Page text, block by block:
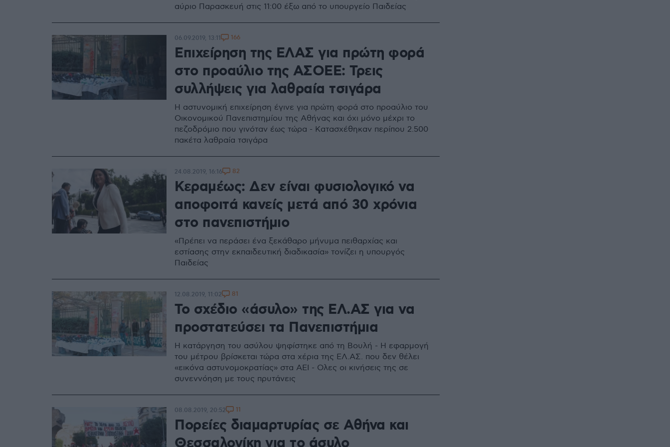
αύριο Παρασκευή στις 11:00 έξω από το υπουργείο Παιδείας
Επιχείρηση της ΕΛΑΣ για πρώτη φορά
στο προαύλιο της ΑΣΟΕΕ: Τρεις
συλλήψεις για λαθραία τσιγάρα
Η αστυνομική επιχείρηση έγινε για πρώτη φορά στο προαύλιο του
Οικονομικού Πανεπιστημίου της Αθήνας και όχι μόνο μέχρι το
πεζοδρόμιο που γινόταν έως τώρα - Κατασχέθηκαν περίπου 2.500
πακέτα λαθραία τσιγάρα
06.09.2019, 13:11 166
Κεραμέως: Δεν είναι φυσιολογικό να
αποφοιτά κανείς μετά από 30 χρόνια
στο πανεπιστήμιο
«Πρέπει να περάσει ένα ξεκάθαρο μήνυμα πειθαρχίας και
εστίασης στην εκπαιδευτική διαδικασία» τονίζει η υπουργός
Παιδείας
24.08.2019, 16:16 82
Το σχέδιο «άσυλο» της ΕΛ.ΑΣ για να
προστατεύσει τα Πανεπιστήμια
Η κατάργηση του ασύλου ψηφίστηκε από τη Βουλή - Η εφαρμογή
του μέτρου βρίσκεται τώρα στα χέρια της ΕΛ.ΑΣ. που δεν θέλει
«εικόνα αστυνομοκρατίας» στα ΑΕΙ - Ολες οι κινήσεις της σε
συνεννόηση με τους πρυτάνεις
12.08.2019, 11:02 81
Πορείες διαμαρτυρίας σε Αθήνα και
08.08.2019, 20:52 11